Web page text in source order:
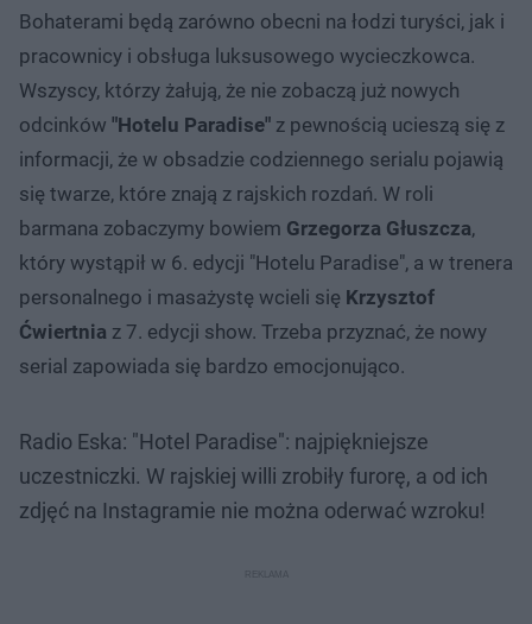
Bohaterami będą zarówno obecni na łodzi turyści, jak i
pracownicy i obsługa luksusowego wycieczkowca.
Wszyscy, którzy żałują, że nie zobaczą już nowych
odcinków "Hotelu Paradise" z pewnością ucieszą się z
informacji, że w obsadzie codziennego serialu pojawią
się twarze, które znają z rajskich rozdań. W roli
barmana zobaczymy bowiem Grzegorza Głuszcza,
który wystąpił w 6. edycji "Hotelu Paradise", a w trenera
personalnego i masażystę wcieli się Krzysztof
Ćwiertnia z 7. edycji show. Trzeba przyznać, że nowy
serial zapowiada się bardzo emocjonująco.
Radio Eska: "Hotel Paradise": najpiękniejsze
uczestniczki. W rajskiej willi zrobiły furorę, a od ich
zdjęć na Instagramie nie można oderwać wzroku!